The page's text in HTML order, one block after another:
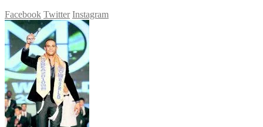
Facebook Twitter Instagram